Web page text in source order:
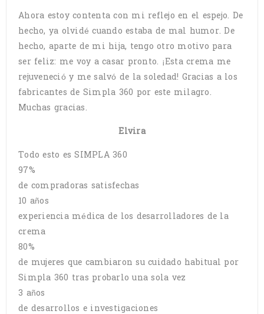
Ahora estoy contenta con mi reflejo en el espejo. De
hecho, ya olvidé cuando estaba de mal humor. De
hecho, aparte de mi hija, tengo otro motivo para
ser feliz: me voy a casar pronto. ¡Esta crema me
rejuveneció y me salvó de la soledad! Gracias a los
fabricantes de Simpla 360 por este milagro.
Muchas gracias.
Elvira
Todo esto es SIMPLA 360
97%
de compradoras satisfechas
10 años
experiencia médica de los desarrolladores de la
crema
80%
de mujeres que cambiaron su cuidado habitual por
Simpla 360 tras probarlo una sola vez
3 años
de desarrollos e investigaciones